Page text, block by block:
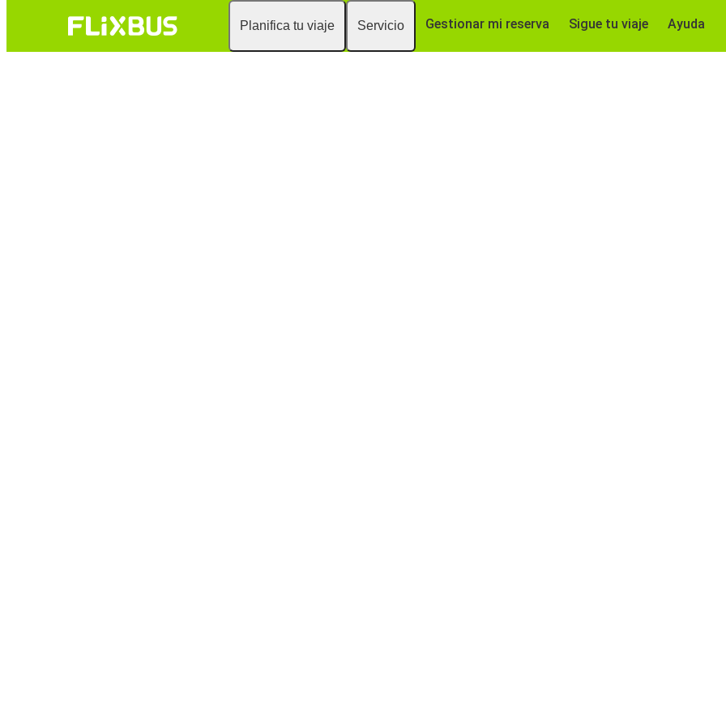
Planifica tu viaje Servicio Gestionar mi reserva Sigue tu viaje Ayuda